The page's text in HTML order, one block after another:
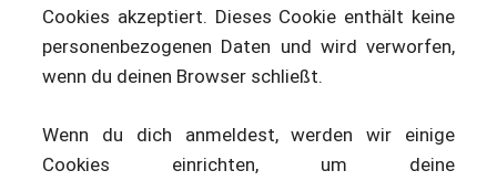
Cookies akzeptiert. Dieses Cookie enthält keine
personenbezogenen Daten und wird verworfen,
wenn du deinen Browser schließt.
Wenn du dich anmeldest, werden wir einige
Cookies einrichten, um deine